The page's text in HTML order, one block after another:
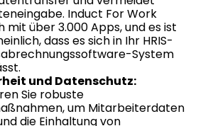
Induct For Work
mit über 3.000 Apps, und es ist
dass es sich in Ihr HRIS-
System
und Datenschutz:
Sie robuste
um Mitarbeiterdaten
die Einhaltung von